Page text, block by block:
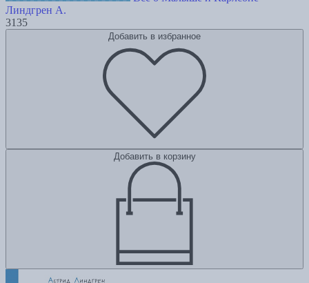
Линдгрен А.
3135
Добавить в избранное
Добавить в корзину